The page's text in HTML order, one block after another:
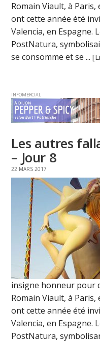
Romain Viault, à Paris,
ont cette année été
Valencia, en Espagne.
PostNatura,
se consomme et se ...
INFOMERCIAL
Les autres
– Jour 8
22 MARS 2017
insigne honneur pour
Romain Viault, à Paris,
ont cette année été
Valencia, en Espagne.
PostNatura,